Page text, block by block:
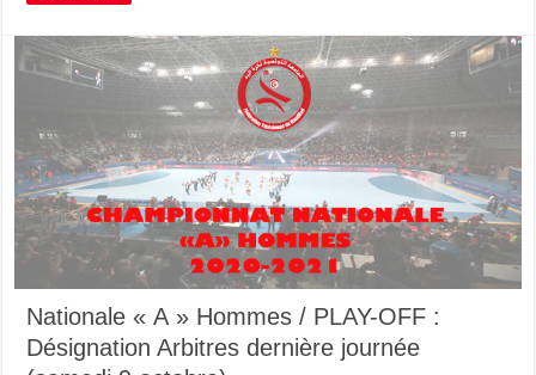
Nationale « A » Hommes / PLAY-OFF :
Désignation Arbitres dernière journée